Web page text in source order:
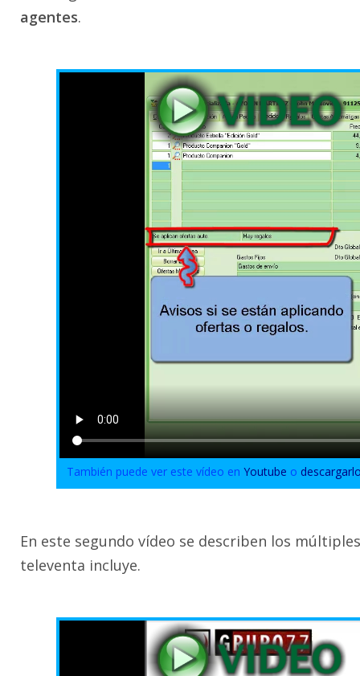
agentes.
También puede ver este vídeo enYoutube o
En este segundo vídeo se describen los
televenta incluye.